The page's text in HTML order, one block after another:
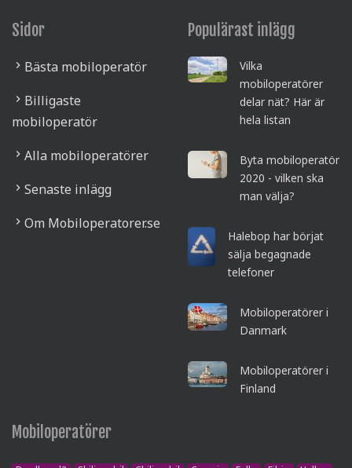
Sidor
Bästa mobiloperatör
Billigaste
mobiloperatör
Alla mobiloperatörer
Senaste inlägg
Om Mobiloperatorer.se
Populärast inlägg
Vilka
mobiloperatörer
delar nät? Här är
hela listan
Byta mobiloperatör
2020 - vilken ska
man välja?
Halebop har börjat
sälja begagnade
telefoner
Mobiloperatörer i
Danmark
Mobiloperatörer i
Finland
Mobiloperatörer